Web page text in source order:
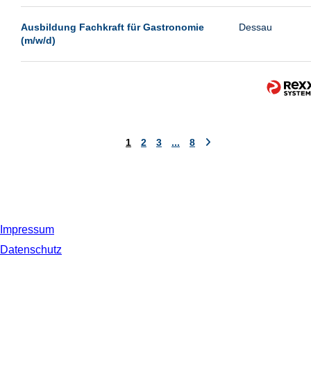
Ausbildung Fachkraft für Gastronomie
(m/w/d)
Dessau
1 2 3 ... 8
Impressum
Datenschutz